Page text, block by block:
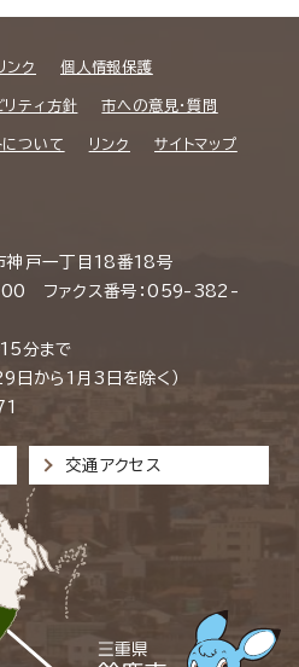
ンク 個人情報保護
リティ方針 市への意見・質問
について リンク サイトマップ
戸一丁目18番18号
ファクス番号：059-382-
分まで
日から1月3日を除く）
交通アクセス